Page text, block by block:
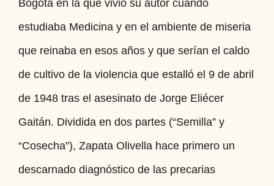
Bogotá en la que vivió su autor cuando
estudiaba Medicina y en el ambiente de miseria
que reinaba en esos años y que serían el caldo
de cultivo de la violencia que estalló el 9 de abril
de 1948 tras el asesinato de Jorge Eliécer
Gaitán. Dividida en dos partes (“Semilla” y
“Cosecha”), Zapata Olivella hace primero un
descarnado diagnóstico de las precarias